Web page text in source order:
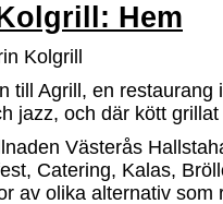
Hem
Kolgrill
till Agrill, en
jazz, och där kött
Västerås
Catering, Kalas,
av olika alternativ